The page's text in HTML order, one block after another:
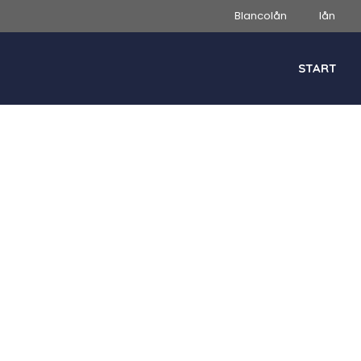
Blancolån lån
START